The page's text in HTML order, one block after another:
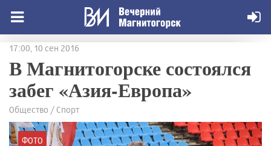
17:00, 10 сен 2016
В Магнитогорске состоялся
забег «Азия-Европа»
Общество / Спорт
ФОТО